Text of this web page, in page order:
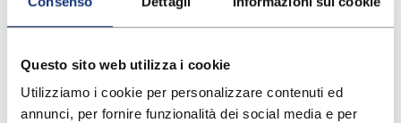
Questo sito web utilizza i cookie
Utilizziamo i cookie per personalizzare contenuti ed
annunci, per fornire funzionalità dei social media e per
l’opinione pubblica e a promuovere un dialogo
loro comeidentità di genere,
educazione sessuale .